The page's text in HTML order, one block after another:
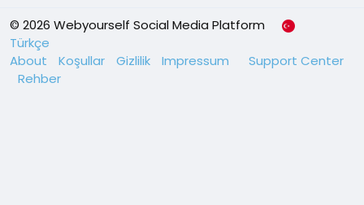
© 2026 Webyourself Social Media Platform
Türkçe
About
Koşullar Gizlilik Impressum
Support Center
Rehber